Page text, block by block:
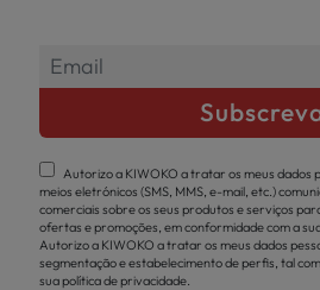
Autorizo a KIWOKO a tratar os meus dados
meios eletrónicos (SMS, MMS, e-mail, etc.)
comerciais sobre os seus produtos e serviços
ofertas e promoções, em conformidade com a
Autorizo a KIWOKO a tratar os meus dados
segmentação e estabelecimento de perfis, tal
sua política de privacidade.